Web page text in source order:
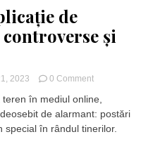
de
și
2023 0 Commenton
în
online!
O
în mediul online,
de alarmant: postări
în rândul tinerilor.